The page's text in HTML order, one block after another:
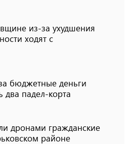
из-за ухудшения
ходят с
бюджетные деньги
два падел-корта
дронами гражданские
районе